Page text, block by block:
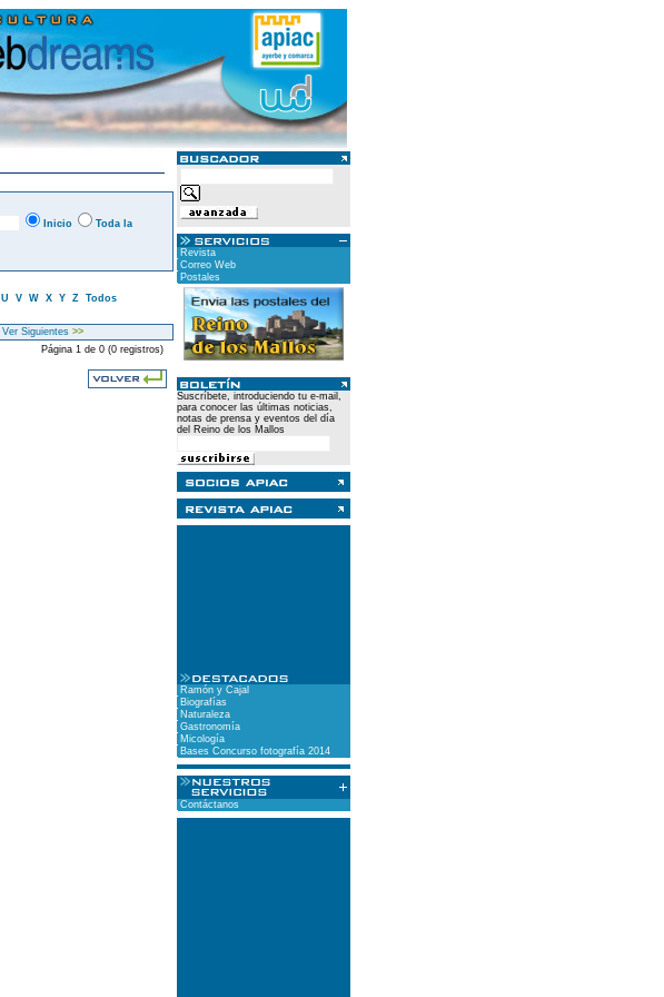
Inicio
Toda la
U V W X Y Z Todos
Ver Siguientes >>
Página 1 de 0 (0 registros)
Revista
Correo Web
Postales
Suscríbete, introduciendo tu e-mail,
para conocer las últimas noticias,
notas de prensa y eventos del día
del Reino de los Mallos
Ramón y Cajal
Biografías
Naturaleza
Gastronomía
Micología
Bases Concurso fotografía 2014
Contáctanos